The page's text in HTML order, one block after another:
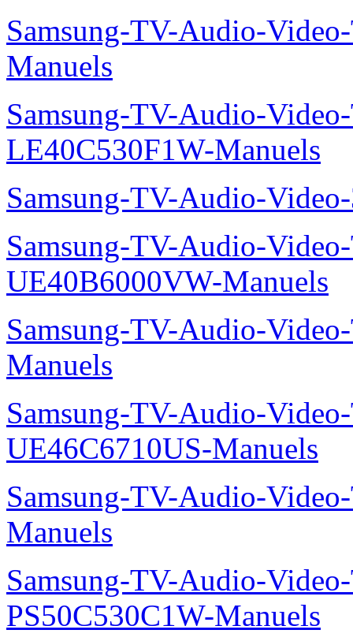
Samsung-TV-Audio-
Manuels
Samsung-TV-Audio-
LE40C530F1W-Manuels
Samsung-TV-Audio-
Samsung-TV-Audio-
UE40B6000VW-Manuels
Samsung-TV-Audio-
Manuels
Samsung-TV-Audio-
UE46C6710US-Manuels
Samsung-TV-Audio-
Manuels
Samsung-TV-Audio-
PS50C530C1W-Manuels